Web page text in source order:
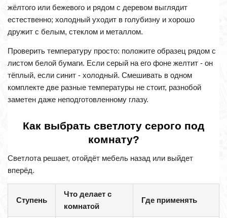
жёлтого или бежевого и рядом с деревом выглядит
естественно; холодный уходит в голубизну и хорошо
дружит с белым, стеклом и металлом.
Проверить температуру просто: положите образец рядом с
листом белой бумаги. Если серый на его фоне желтит - он
тёплый, если синит - холодный. Смешивать в одном
комплекте две разные температуры не стоит, разнобой
заметен даже неподготовленному глазу.
Как выбрать светлоту серого под
комнату?
Светлота решает, отойдёт мебель назад или выйдет
вперёд.
Ступень
Что делает с
комнатой
Где применять